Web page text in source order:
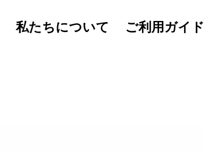
私たちについて ご利用ガイド